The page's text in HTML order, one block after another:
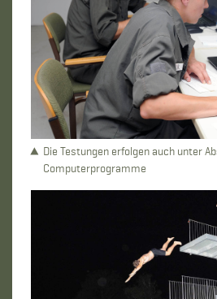
Die Testungen erfolgen auch unter
Computerprogramme